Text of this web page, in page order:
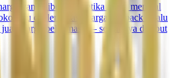
yang diberikan ketika Anda menjual
atau dealer emas. Harga buyback selalu
(harga beli emas) — selisihnya disebut